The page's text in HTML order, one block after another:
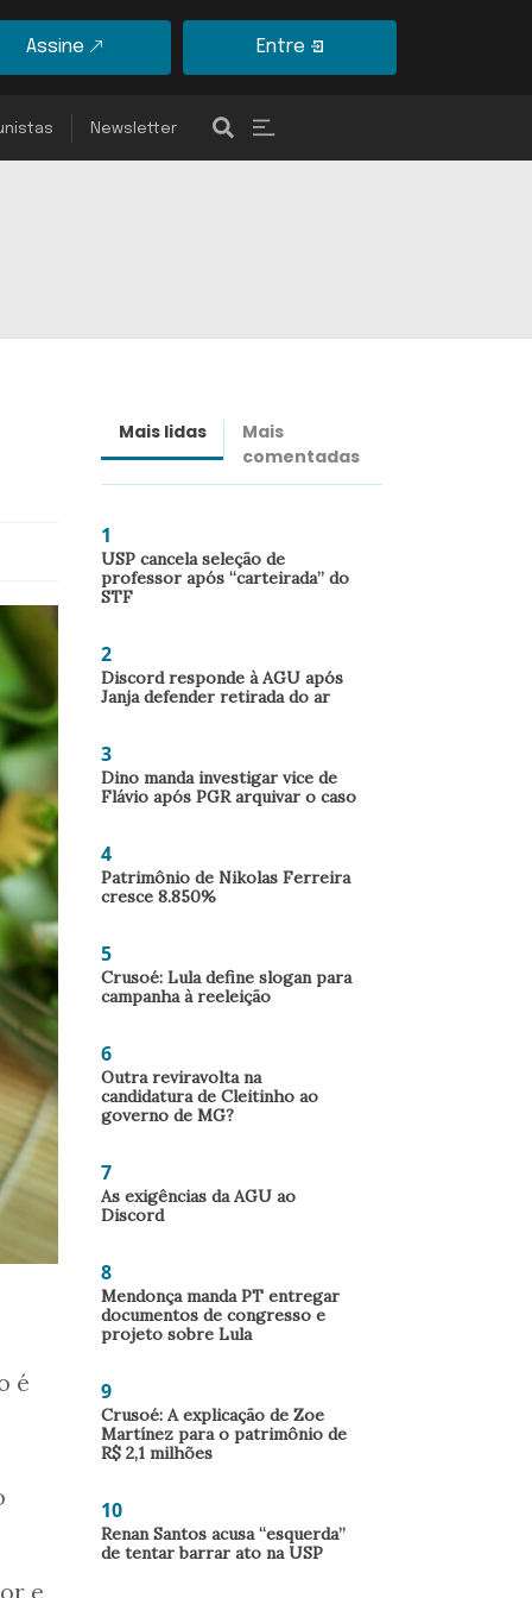
Assine Entre
Newsletter
é
Mais lidas
Mais
comentadas
1
USP cancela seleção de
professor após “carteirada” do
STF
2
Discord responde à AGU após
Janja defender retirada do ar
3
Dino manda investigar vice de
Flávio após PGR arquivar o caso
4
Patrimônio de Nikolas Ferreira
cresce 8.850%
5
Crusoé: Lula define slogan para
campanha à reeleição
6
Outra reviravolta na
candidatura de Cleitinho ao
governo de MG?
7
As exigências da AGU ao
Discord
8
Mendonça manda PT entregar
documentos de congresso e
projeto sobre Lula
9
Crusoé: A explicação de Zoe
Martínez para o patrimônio de
R$ 2,1 milhões
10
Renan Santos acusa “esquerda”
de tentar barrar ato na USP